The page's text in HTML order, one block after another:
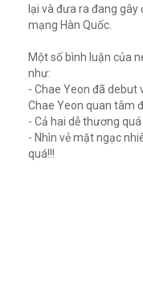
lại và đưa ra đang
mạng Hàn Quốc.
Một số bình luận của
như:
- Chae Yeon đã debut
Chae Yeon quan tâm
- Cả hai dễ thương
- Nhìn vẻ mặt ngạc
quá!!!